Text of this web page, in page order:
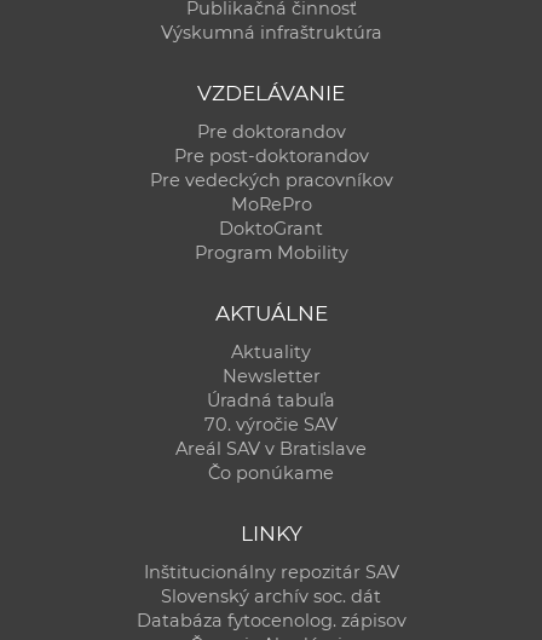
Publikačná činnosť
Výskumná infraštruktúra
VZDELÁVANIE
Pre doktorandov
Pre post-doktorandov
Pre vedeckých pracovníkov
MoRePro
DoktoGrant
Program Mobility
AKTUÁLNE
Aktuality
Newsletter
Úradná tabuľa
70. výročie SAV
Areál SAV v Bratislave
Čo ponúkame
LINKY
Inštitucionálny repozitár SAV
Slovenský archív soc. dát
Databáza fytocenolog. zápisov